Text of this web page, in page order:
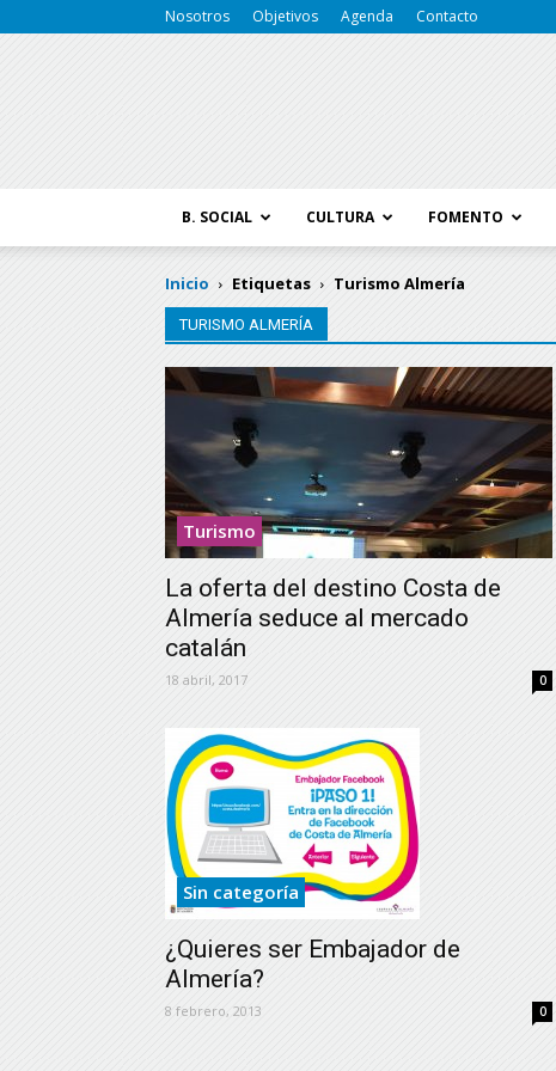
Nosotros Objetivos Agenda Contacto
B. SOCIAL CULTURA FOMENTO
Inicio Etiquetas Turismo Almería
TURISMO ALMERÍA
Turismo
La oferta del destino Costa de
Almería seduce al mercado
catalán
18 abril, 2017 0
Sin categoría
¿Quieres ser Embajador de
Almería?
8 febrero, 2013 0